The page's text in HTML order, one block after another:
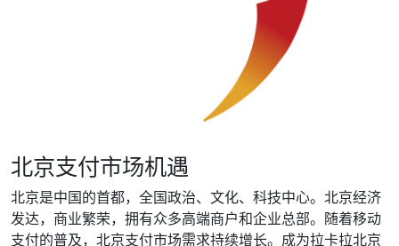
北京支付市场机遇
北京是中国的首都，全国政治、文化、科技中心。北京经济
发达，商业繁荣，拥有众多高端商户和企业总部。随着移动
支付的普及，北京支付市场需求持续增长。成为拉卡拉北京